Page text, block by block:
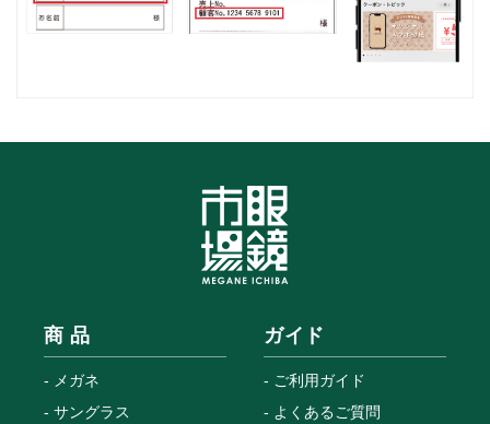
商 品
メガネ
サングラス
ガイド
ご利用ガイド
よくあるご質問